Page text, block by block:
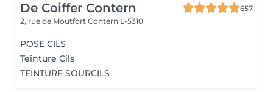
De Coiffer Contern
657
2, rue de Moutfort Contern L-5310
POSE CILS
Teinture Cils
TEINTURE SOURCILS